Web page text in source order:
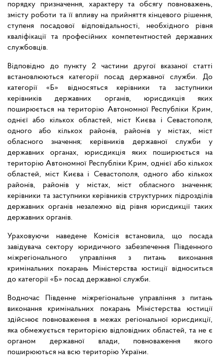
порядку призначення, характеру та обсягу повноважень,
змісту роботи та її впливу на прийняття кінцевого рішення,
ступеня посадової відповідальності, необхідного рівня
кваліфікації та професійних компетентностей державних
службовців.
Відповідно до пункту 2 частини другої вказаної статті
встановлюються категорії посад державної служби. До
категорії «Б» відносяться керівники та заступники
керівників державних органів, юрисдикція яких
поширюється на територію Автономної Республіки Крим,
однієї або кількох областей, міст Києва і Севастополя,
одного або кількох районів, районів у містах, міст
обласного значення; керівників державної служби у
державних органах, юрисдикція яких поширюється на
територію Автономної Республіки Крим, однієї або кількох
областей, міст Києва і Севастополя, одного або кількох
районів, районів у містах, міст обласного значення;
керівники та заступники керівників структурних підрозділів
державних органів незалежно від рівня юрисдикції таких
державних органів.
Ураховуючи наведене Комісія встановила, що посада
завідувача сектору юридичного забезпечення Південного
міжрегіонального управління з питань виконання
кримінальних покарань Міністерства юстиції відноситься
до категорії «Б» посад державної служби.
Водночас Південне міжрегіональне управління з питань
виконання кримінальних покарань Міністерства юстиції
здійснює повноваження в межах регіональної юрисдикції,
яка обмежується територією відповідних областей, та не є
органом державної влади, повноваження якого
поширюються на всю територію України.